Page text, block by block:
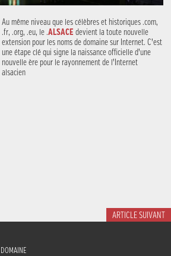
Au même niveau que les célèbres et historiques .com,
.fr, .org, .eu, le .ALSACE devient la toute nouvelle
extension pour les noms de domaine sur Internet. C’est
une étape clé qui signe la naissance officielle d’une
nouvelle ère pour le rayonnement de l’Internet
alsacien
ARTICLE SUIVANT